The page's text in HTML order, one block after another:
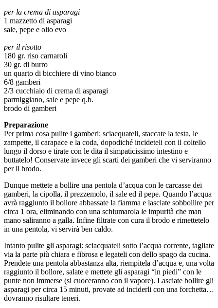
per la crema di asparagi
1 mazzetto di asparagi
sale, pepe e olio evo
per il risotto
180 gr. riso carnaroli
30 gr. di burro
un quarto di bicchiere di vino bianco
6/8 gamberi
2/3 cucchiaio di crema di asparagi
parmiggiano, sale e pepe q.b.
brodo di gamberi
Preparazione
Per prima cosa pulite i gamberi: sciacquateli, staccate la testa, le
zampette, il carapace e la coda, dopodiché incideteli con il coltello
lungo il dorso e tirate con le dita il simpaticissimo intestino e
buttatelo! Conservate invece gli scarti dei gamberi che vi serviranno
per il brodo.
Dunque mettete a bollire una pentola d’acqua con le carcasse dei
gamberi, la cipolla, il prezzemolo, il sale ed il pepe. Quando l’acqua
avrà raggiunto il bollore abbassate la fiamma e lasciate sobbollire per
circa 1 ora, eliminando con una schiumarola le impurità che man
mano saliranno a galla. Infine filtrate con cura il brodo e rimettetelo
in una pentola, vi servirà ben caldo.
Intanto pulite gli asparagi: sciacquateli sotto l’acqua corrente, tagliate
via la parte più chiara e fibrosa e legateli con dello spago da cucina.
Prendete una pentola abbastanza alta, riempitela d’acqua e, una volta
raggiunto il bollore, salate e mettete gli asparagi “in piedi” con le
punte non immerse (si cuoceranno con il vapore). Lasciate bollire gli
asparagi per circa 15 minuti, provate ad inciderli con una forchetta…
dovranno risultare teneri.